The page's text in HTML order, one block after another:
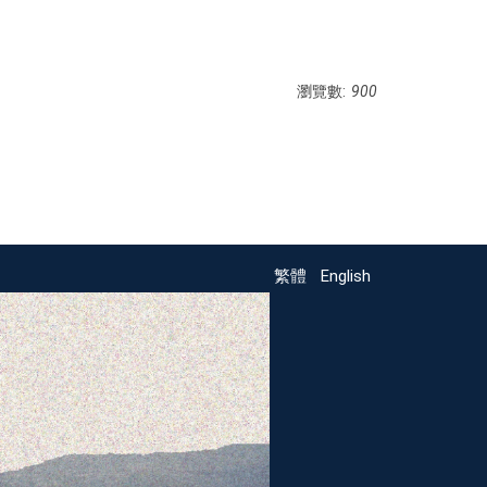
瀏覽數: 900
繁體 English